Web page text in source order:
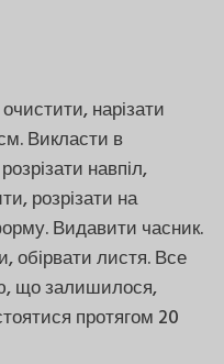
нарізати
Викласти в
навпіл,
розрізати на
Видавити часник.
обірвати листя. Все
що залишилося,
протягом 20